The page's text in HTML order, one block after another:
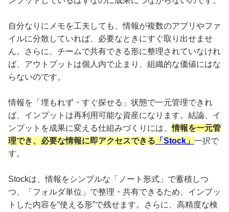
自分なりにメモを工夫しても、情報が複数のアプリやファ
イルに分散していれば、必要なときにすぐ取り出せませ
ん。さらに、チームで共有できる形に整理されていなけれ
ば、アウトプットは個人内で止まり、組織的な価値にはな
らないのです。
情報を「埋もれず・すぐ探せる」状態で一元管理できれ
ば、インプットは再利用可能な資産になります。結論、イ
ンプットを成果に変える仕組みづくりには、情報を一元管
理でき、必要な情報に即アクセスできる 「Stock」 一択で
す。
Stockは、情報をシンプルな「ノート形式」で蓄積しつ
つ、「フォルダ単位」で整理・共有できるため、インプッ
トした内容を“使える形”で残せます。さらに、高精度な検